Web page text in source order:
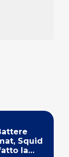
Squid
la